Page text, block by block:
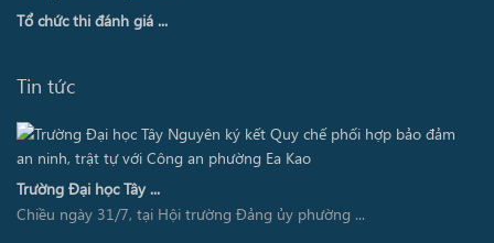
Tổ chức thi đánh giá ...
Tin tức
Trường Đại học Tây ...
Chiều ngày 31/7, tại Hội trường Đảng ủy phường ...